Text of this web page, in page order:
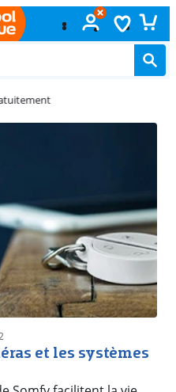
gratuit
et les systèmes